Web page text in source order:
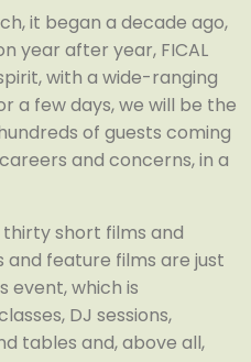
it began a decade ago,
year after year, FICAL
with a wide-ranging
a few days, we will be the
of guests coming
and concerns, in a
short films and
and feature films are just
event, which is
DJ sessions,
tables and, above all,